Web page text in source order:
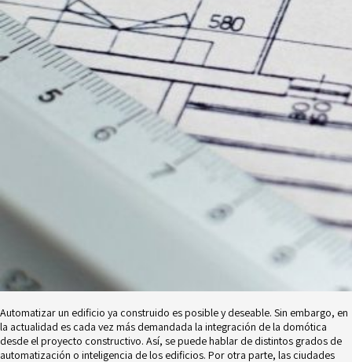
Automatizar un edificio ya construido es posible y deseable. Sin embargo, en
la actualidad es cada vez más demandada la integración de la domótica
desde el proyecto constructivo. Así, se puede hablar de distintos grados de
automatización o inteligencia de los edificios. Por otra parte, las ciudades